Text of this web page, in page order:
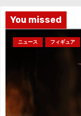
You missed
ニュース フィギュア